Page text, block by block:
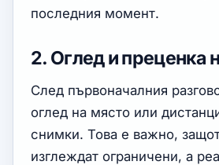
последния момент.
2. Оглед и преценка
След първоначалния
оглед на място или
снимки. Това е важно,
изглеждат ограничени, а